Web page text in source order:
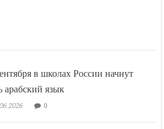
в школах России начнут
арабский язык
0